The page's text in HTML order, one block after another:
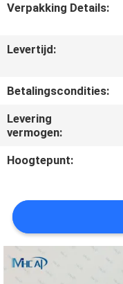
OM
CITAAT
SITEMAP
POLICY
Verpakking Details:
Levertijd:
Betalingscondities:
Levering
vermogen:
Hoogtepunt: